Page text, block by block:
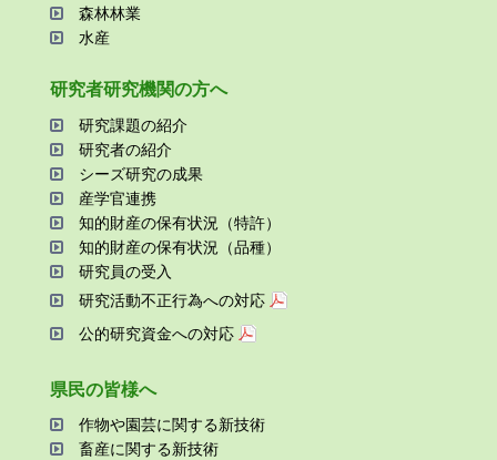
森林林業
⽔産
研究者研究機関の⽅へ
研究課題の紹介
研究者の紹介
シーズ研究の成果
産学官連携
知的財産の保有状況（特許）
知的財産の保有状況（品種）
研究員の受⼊
研究活動不正⾏為への対応
公的研究資金への対応
県⺠の皆様へ
作物や園芸に関する新技術
畜産に関する新技術